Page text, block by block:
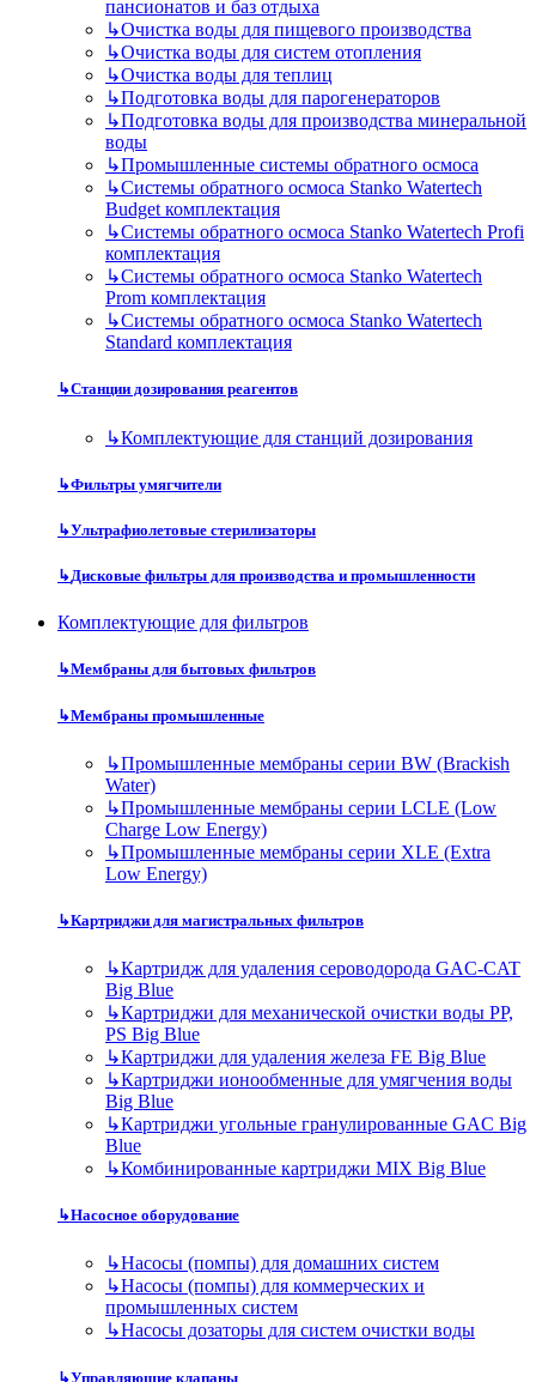
пансионатов и баз отдыха
↳Очистка воды для пищевого производства
↳Очистка воды для систем отопления
↳Очистка воды для теплиц
↳Подготовка воды для парогенераторов
↳Подготовка воды для производства минеральной
воды
↳Промышленные системы обратного осмоса
↳Системы обратного осмоса Stanko Watertech
Budget комплектация
↳Системы обратного осмоса Stanko Watertech Profi
комплектация
↳Системы обратного осмоса Stanko Watertech
Prom комплектация
↳Системы обратного осмоса Stanko Watertech
Standard комплектация
↳Станции дозирования реагентов
↳Комплектующие для станций дозирования
↳Фильтры умягчители
↳Ультрафиолетовые стерилизаторы
↳Дисковые фильтры для производства и промышленности
Комплектующие для фильтров
↳Мембраны для бытовых фильтров
↳Мембраны промышленные
↳Промышленные мембраны серии BW (Brackish
Water)
↳Промышленные мембраны серии LCLE (Low
Charge Low Energy)
↳Промышленные мембраны серии XLE (Extra
Low Energy)
↳Картриджи для магистральных фильтров
↳Картридж для удаления сероводорода GAC-CAT
Big Blue
↳Картриджи для механической очистки воды PP,
PS Big Blue
↳Картриджи для удаления железа FE Big Blue
↳Картриджи ионообменные для умягчения воды
Big Blue
↳Картриджи угольные гранулированные GAC Big
Blue
↳Комбинированные картриджи MIX Big Blue
↳Насосное оборудование
↳Насосы (помпы) для домашних систем
↳Насосы (помпы) для коммерческих и
промышленных систем
↳Насосы дозаторы для систем очистки воды
↳Управляющие клапаны